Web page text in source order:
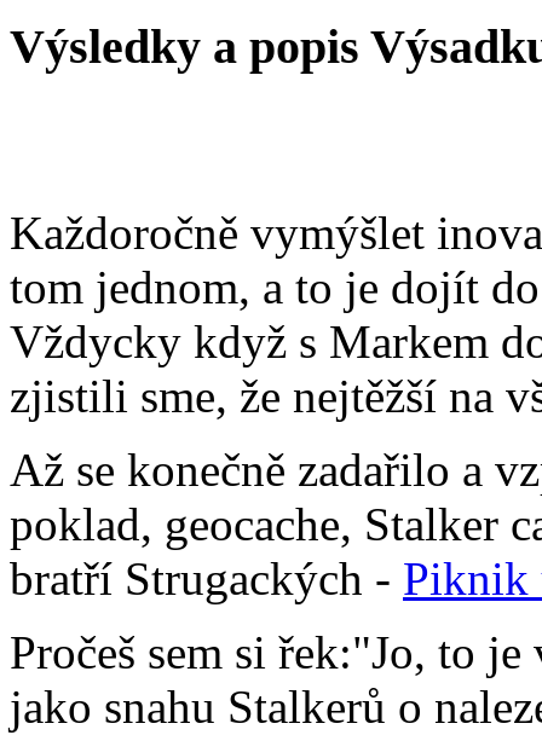
Výsledky a popis
Každoročně vymýšlet
tom jednom, a to je dojít
Vždycky když s Markem
zjistili sme, že nejtěžší na
Až se konečně zadařilo a
poklad, geocache, Stalker
bratří Strugackých - Piknik
Pročeš sem si řek:"Jo, to
jako snahu Stalkerů o